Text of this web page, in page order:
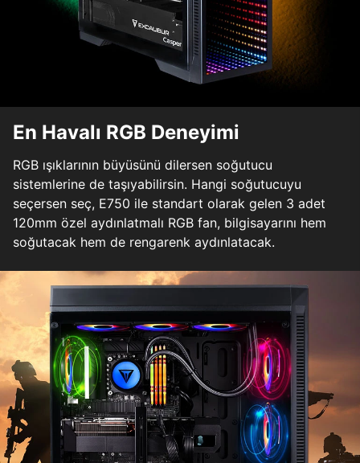
En Havalı RGB Deneyimi
RGB ışıklarının büyüsünü dilersen soğutucu
sistemlerine de taşıyabilirsin. Hangi soğutucuyu
seçersen seç, E750 ile standart olarak gelen 3 adet
120mm özel aydınlatmalı RGB fan, bilgisayarını hem
soğutacak hem de rengarenk aydınlatacak.